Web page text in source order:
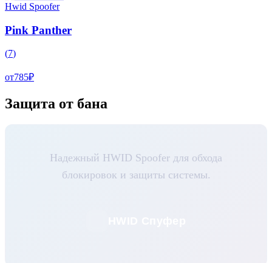
Hwid Spoofer
Pink Panther
(7)
от785₽
Защита от бана
Надежный HWID Spoofer для обхода
блокировок и защиты системы.